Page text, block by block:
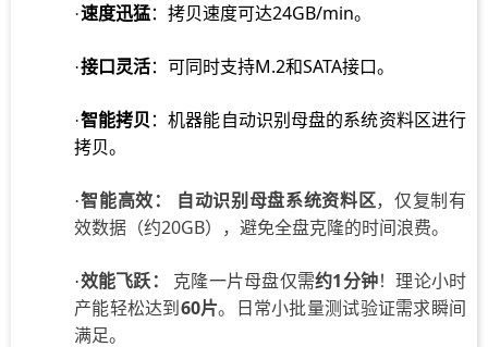
·速度迅猛：拷贝速度可达24GB/min。
·接口灵活：可同时支持M.2和SATA接口。
·智能拷贝：机器能自动识别母盘的系统资料区进行
拷贝。
·智能高效： 自动识别母盘系统资料区，仅复制有
效数据（约20GB），避免全盘克隆的时间浪费。
·效能飞跃： 克隆一片母盘仅需约1分钟！理论小时
产能轻松达到60片。日常小批量测试验证需求瞬间
满足。